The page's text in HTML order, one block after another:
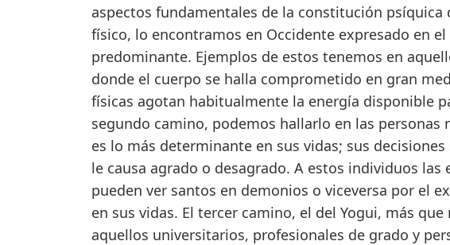
aspectos fundamentales de la constitución
físico, lo encontramos en Occidente expresado en
predominante. Ejemplos de estos tenemos en
donde el cuerpo se halla comprometido en gran
físicas agotan habitualmente la energía disponible
segundo camino, podemos hallarlo en las
es lo más determinante en sus vidas; sus
le causa agrado o desagrado. A estos individuos
pueden ver santos en demonios o viceversa por el
en sus vidas. El tercer camino, el del Yogui, más
aquellos universitarios, profesionales de grado y